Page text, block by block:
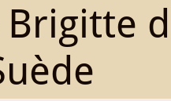
Brigitte